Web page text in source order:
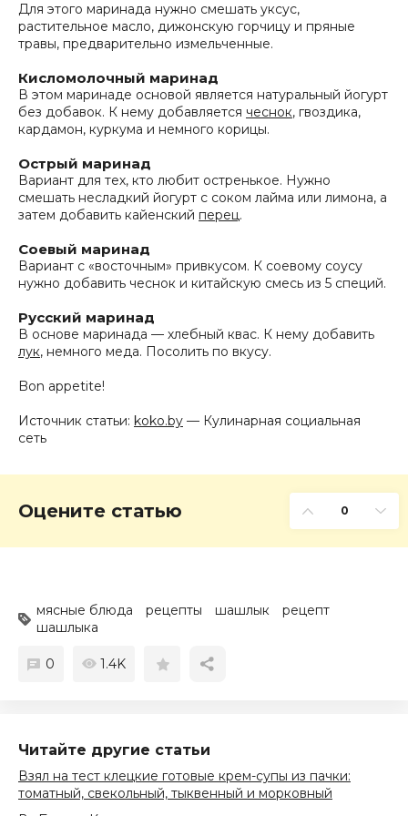
Для этого маринада нужно смешать уксус,
растительное масло, дижонскую горчицу и пряные
травы, предварительно измельченные.
Кисломолочный маринад
В этом маринаде основой является натуральный йогурт
без добавок. К нему добавляется чеснок, гвоздика,
кардамон, куркума и немного корицы.
Острый маринад
Вариант для тех, кто любит остренькое. Нужно
смешать несладкий йогурт с соком лайма или лимона, а
затем добавить кайенский перец.
Соевый маринад
Вариант с «восточным» привкусом. К соевому соусу
нужно добавить чеснок и китайскую смесь из 5 специй.
Русский маринад
В основе маринада — хлебный квас. К нему добавить
лук, немного меда. Посолить по вкусу.
Bon appetite!
Источник статьи: koko.by — Кулинарная социальная
сеть
Оцените статью 0
мясные блюда рецепты шашлык
рецепт
шашлыка
0 1.4K
Читайте другие статьи
Взял на тест клецкие готовые крем-супы из пачки:
томатный, свекольный, тыквенный и морковный